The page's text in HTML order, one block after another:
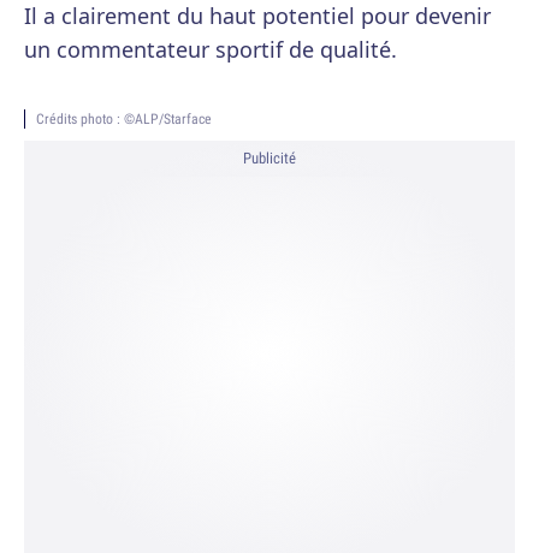
Il a clairement du haut potentiel pour devenir
un commentateur sportif de qualité.
Crédits photo : ©ALP/Starface
Publicité